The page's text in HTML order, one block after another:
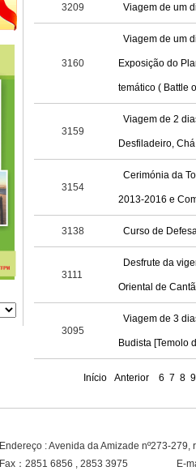
3209 Viagem de um
3160
Viagem de um
Exposição do
temático ( Battle
3159
Viagem de 2
Desfiladeiro,
3154
Cerimónia da
2013-2016 e
3138 Curso de
3111
Desfrute da
Oriental de
3095
Viagem de 3
Budista [Temolo
Início Anterior 6 7 8 9
Endereço : Avenida da Amizade nº273-
Fax：2851 6856 , 2853 3975 E-